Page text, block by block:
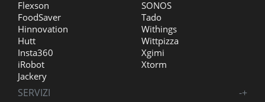
Flexson
FoodSaver
Hinnovation
Hutt
Insta360
iRobot
Jackery
SONOS
Tado
Withings
Wittpizza
Xgimi
Xtorm
SERVIZI +
-